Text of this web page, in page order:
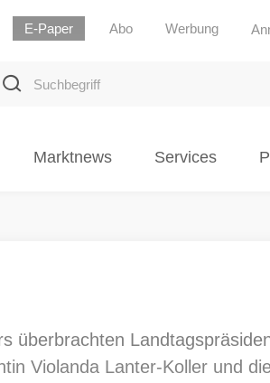
E-Paper Abo Werbung
Suchbegriff
Marktnews Services
überbrachten
Violanda Lanter-Koller und